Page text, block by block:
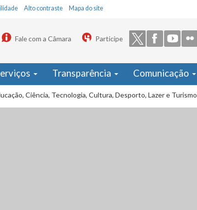
Alto contraste Mapa do site
Fale com a Câmara Participe
Transparência Comunicação
Ciência, Tecnologia, Cultura, Desporto, Lazer e Turismo